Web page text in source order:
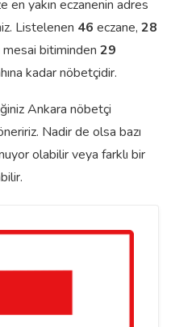
en yakın eczanenin adres
Listelenen 46 eczane, 28
mesai bitiminden 29
kadar nöbetçidir.
Ankara nöbetçi
Nadir de olsa bazı
olabilir veya farklı bir